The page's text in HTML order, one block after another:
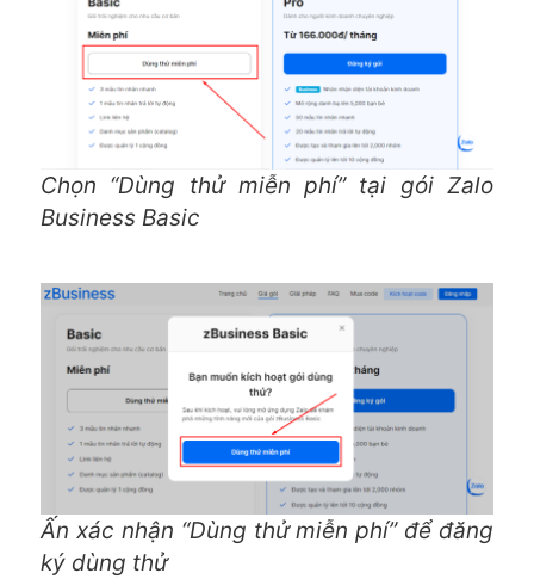
Chọn “Dùng thử miễn phí” tại gói Zalo
Business Basic
Ấn xác nhận “Dùng thử miễn phí” để đăng
ký dùng thử